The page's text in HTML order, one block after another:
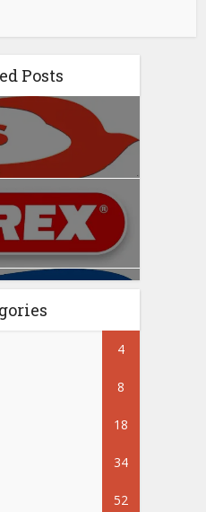
Posts
4
8
18
34
52